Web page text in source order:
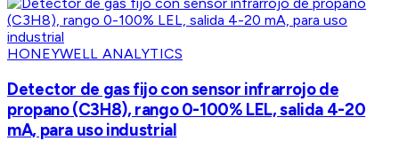
HONEYWELL ANALYTICS
Detector de gas fijo con sensor infrarrojo de
propano (C3H8), rango 0-100% LEL, salida 4-20
mA, para uso industrial